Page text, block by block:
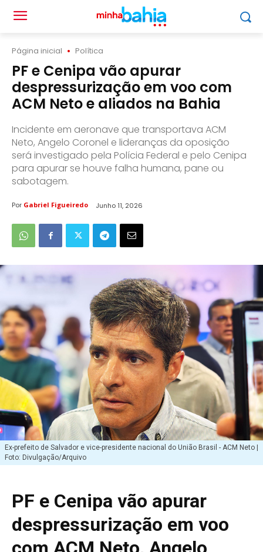
Página inicial Política
PF e Cenipa vão apurar
despressurização em voo com
ACM Neto e aliados na Bahia
Incidente em aeronave que transportava ACM
Neto, Angelo Coronel e lideranças da oposição
será investigado pela Polícia Federal e pelo Cenipa
para apurar se houve falha humana, pane ou
sabotagem.
Por Gabriel Figueiredo Junho 11, 2026
Ex-prefeito de Salvador e vice-presidente nacional do União Brasil - ACM Neto |
Foto: Divulgação/Arquivo
PF e Cenipa vão apurar
despressurização em voo